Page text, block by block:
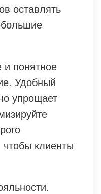
оставлять
и понятное
Удобный
упрощает
клиенты